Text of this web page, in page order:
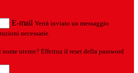
E-mail Verrà inviato un messaggio
necessarie.
utente? Effettua il reset della password